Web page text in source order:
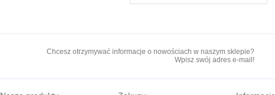
Chcesz otrzymywać informacje o nowościach w naszym sklepie?
Wpisz swój adres e-mail!